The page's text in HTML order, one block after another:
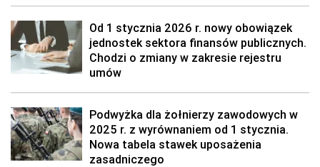
Od 1 stycznia 2026 r. nowy obowiązek
jednostek sektora finansów publicznych.
Chodzi o zmiany w zakresie rejestru
umów
Podwyżka dla żołnierzy zawodowych w
2025 r. z wyrównaniem od 1 stycznia.
Nowa tabela stawek uposażenia
zasadniczego